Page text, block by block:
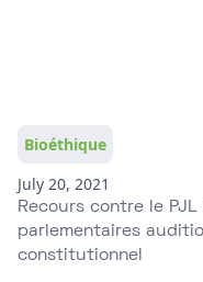
Bioéthique
July 20, 2021
Recours contre le
parlementaires
constitutionnel